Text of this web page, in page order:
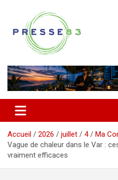
contenu
Presse 83
Accueil 2026 juillet 4 Ma
Vague de chaleur dans le Var :
vraiment efficaces